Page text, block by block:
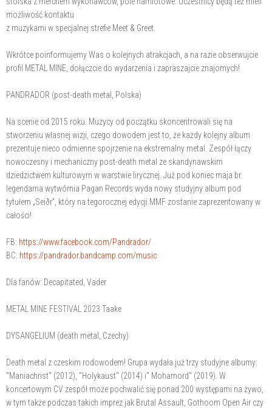
możliwość kontaktu
z muzykami w specjalnej strefie Meet & Greet.
Wkrótce poinformujemy Was o kolejnych atrakcjach, a na razie obserwujcie
profil METAL MINE, dołączcie do wydarzenia i zapraszajcie znajomych!
PANDRADOR (post-death metal, Polska)
Na scenie od 2015 roku. Muzycy od początku skoncentrowali się na
stworzeniu własnej wizji, czego dowodem jest to, że każdy kolejny album
prezentuje nieco odmienne spojrzenie na ekstremalny metal. Zespół łączy
nowoczesny i mechaniczny post-death metal ze skandynawskim
dziedzictwem kulturowym w warstwie lirycznej. Już pod koniec maja br.
legendarna wytwórnia Pagan Records wyda nowy studyjny album pod
tytułem „Seiðr”, który na tegorocznej edycji MMF zostanie zaprezentowany w
całości!
FB: https://www.facebook.com/Pandrador/
BC: https://pandrador.bandcamp.com/music
Dla fanów: Decapitated, Vader
METAL MINE FESTIVAL 2023 Taake
DYSANGELIUM (death metal, Czechy)
Death metal z czeskim rodowodem! Grupa wydała już trzy studyjne albumy:
"Maniachrist" (2012), "Holykaust" (2014) i" Mohamord" (2019). W
koncertowym CV zespół może pochwalić się ponad 200 występami na żywo,
w tym także podczas takich imprez jak Brutal Assault, Gothoom Open Air czy